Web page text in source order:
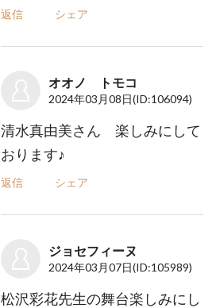
返信 シェア
オオノ トモコ
2024年03月08日(ID:106094)
清水真由美さん 楽しみにして
おります♪
返信 シェア
ジョセフィーヌ
2024年03月07日(ID:105989)
松沢彩花先生の舞台楽しみにし